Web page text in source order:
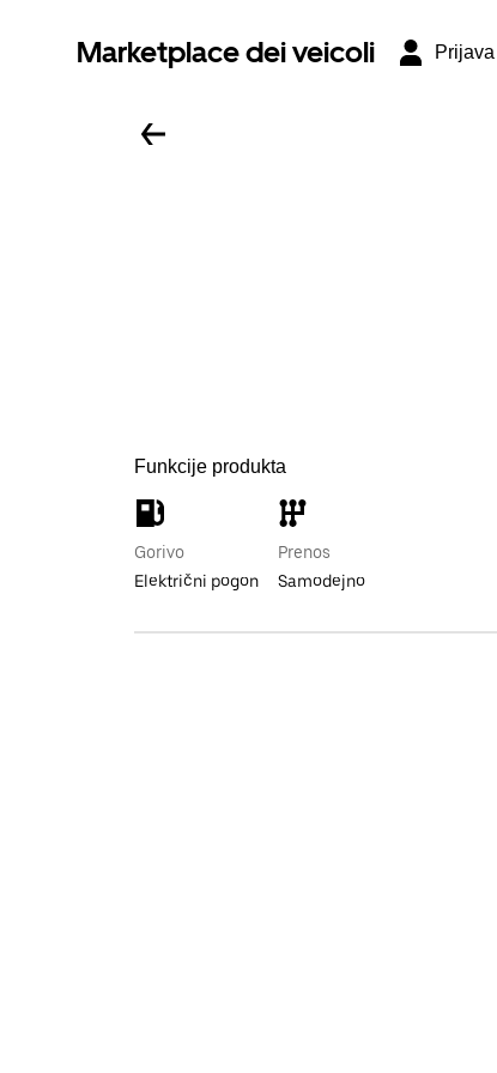
Marketplace dei veicoli Prijava
Funkcije produkta
Gorivo
Električni pogon
Prenos
Samodejno